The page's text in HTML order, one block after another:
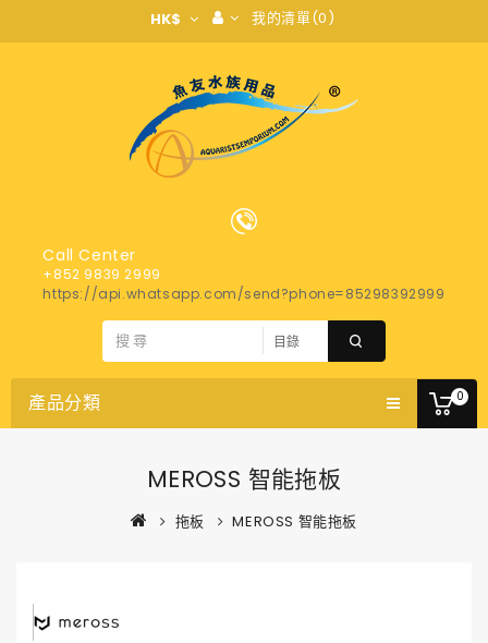
HK$ 我的清單(0)
0
Call Center
+852 9839 2999
https://api.whatsapp.com/send?phone=85298392999
產品分類
MEROSS 智能拖板
拖板 MEROSS 智能拖板